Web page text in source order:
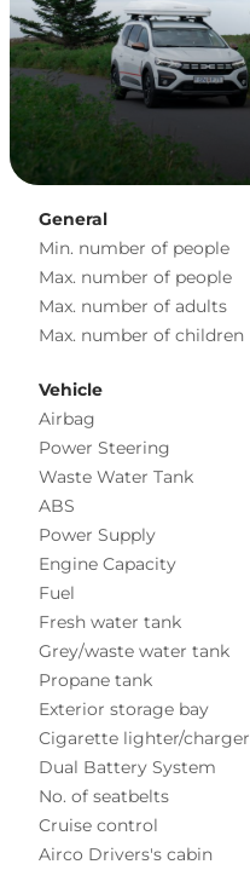
General
Min. number of people
Max. number of people
Max. number of adults
Max. number of children
Vehicle
Airbag
Power Steering
Waste Water Tank
ABS
Power Supply
Engine Capacity
Fuel
Fresh water tank
Grey/waste water tank
Propane tank
Exterior storage bay
Cigarette lighter/charger
Dual Battery System
No. of seatbelts
Cruise control
Airco Drivers's cabin